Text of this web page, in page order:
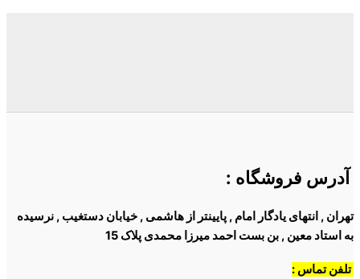
آدرس فروشگاه :
تهران , انتهای یادگار امام , پایینتر از هاشمی , خیابان دستغیب , نرسیده
به استاد معین , بن بست احمد میرزا محمدی پلاک 15
تلفن تماس :